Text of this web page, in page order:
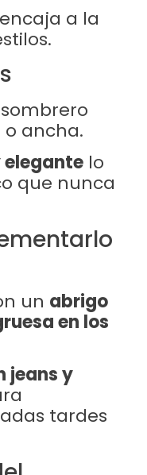
a la
ancha.
lo
que nunca
un abrigo
en los
jeans y
tardes